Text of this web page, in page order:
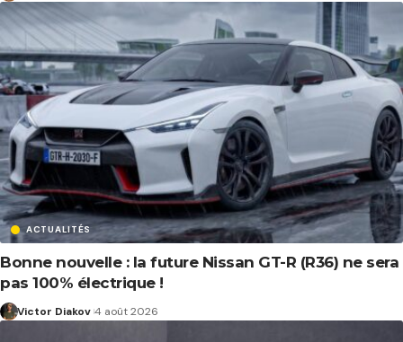
ACTUALITÉS
Bonne nouvelle : la future Nissan GT-R (R36) ne sera
pas 100% électrique !
Victor Diakov 4 août 2026